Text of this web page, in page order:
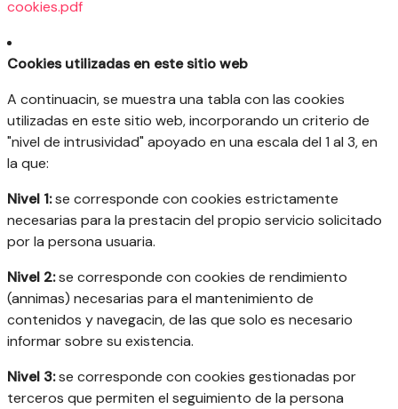
cookies.pdf
Cookies utilizadas en este sitio web
A continuacin, se muestra una tabla con las cookies
utilizadas en este sitio web, incorporando un criterio de
"nivel de intrusividad" apoyado en una escala del 1 al 3, en
la que:
Nivel 1:se corresponde con cookies estrictamente
necesarias para la prestacin del propio servicio solicitado
por la persona usuaria.
Nivel 2:se corresponde con cookies de rendimiento
(annimas) necesarias para el mantenimiento de
contenidos y navegacin, de las que solo es necesario
informar sobre su existencia.
Nivel 3:se corresponde con cookies gestionadas por
terceros que permiten el seguimiento de la persona